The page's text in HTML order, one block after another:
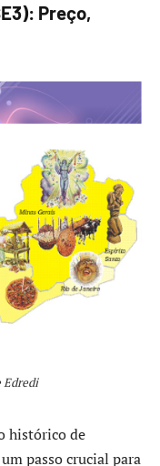
Preço,
Edredi
histórico de
passo crucial para